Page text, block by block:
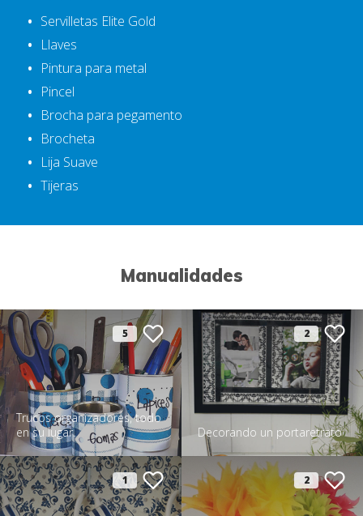
Servilletas Elite Gold
Llaves
Pintura para metal
Pincel
Brocha para pegamento
Brocheta
Lija Suave
Tijeras
Manualidades
5
Trucos organizadores, todo
en su lugar.
2
Decorando un portaretrato
1 2